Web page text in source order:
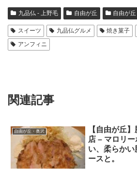
九品仏 - 上野毛 自由が丘 自由が丘
スイーツ 九品仏グルメ 焼き菓子
アンフィニ
関連記事
自由が丘・奥沢
【自由が丘
店 – マロリ
い、柔らかい
ースと。